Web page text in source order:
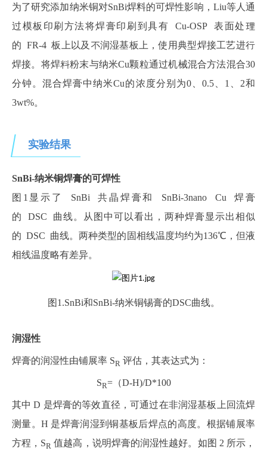
为了研究添加纳米铜对SnBi焊料的可焊性影响，Liu等人通
过模板印刷方法将焊膏印刷 到具有 Cu‑OSP 表面处理
的 FR‑4 板上以及不润湿基板上，使用典型焊接工艺进行
焊接。将焊料粉末与纳米Cu颗粒通过机械混合方法混合30
分钟。混合焊膏中纳米Cu的浓度分别为0、0.5、1、2和
3wt%。
实验结果
SnBi‑纳米铜焊膏的可焊性
图1显示了 SnBi 共晶焊膏和 SnBi‑3nano Cu 焊膏
的 DSC 曲线。从图中可以看出，两种焊膏显示出相似
的 DSC 曲线。两种类型的固相线温度均约为136℃，但液
相线温度略有差异。
图1.SnBi和SnBi-纳米铜锡膏的DSC曲线。
润湿性
焊膏的润湿性由铺展率 SR 评估，其表达式为：
SR=（D-H)/D*100
其中 D 是焊膏的等效直径，可通过在非润湿基板上回流焊
测量。H 是焊膏润湿到铜基板后焊点的高度。根据铺展率
方程，SR 值越高，说明焊膏的润湿性越好。如图 2 所示，